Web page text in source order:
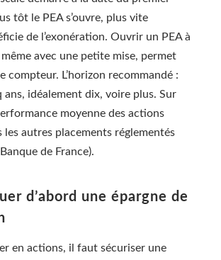
tôt le PEA s’ouvre, plus vite
de l’exonération. Ouvrir un PEA à
avec une petite mise, permet
compteur. L’horizon recommandé :
ans, idéalement dix, voire plus. Sur
moyenne des actions
les autres placements réglementés
de France).
d’abord une épargne de
en actions, il faut sécuriser une